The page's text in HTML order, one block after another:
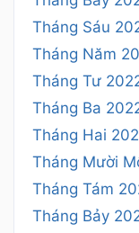
Tháng Sáu
Tháng Năm
Tháng Tư
Tháng Ba
Tháng Hai
Tháng Mười
Tháng Tám
Tháng Bảy